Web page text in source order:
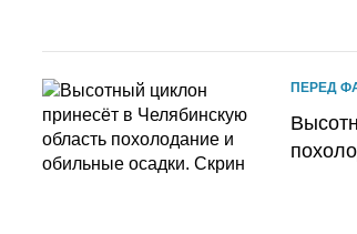
ПЕРЕД